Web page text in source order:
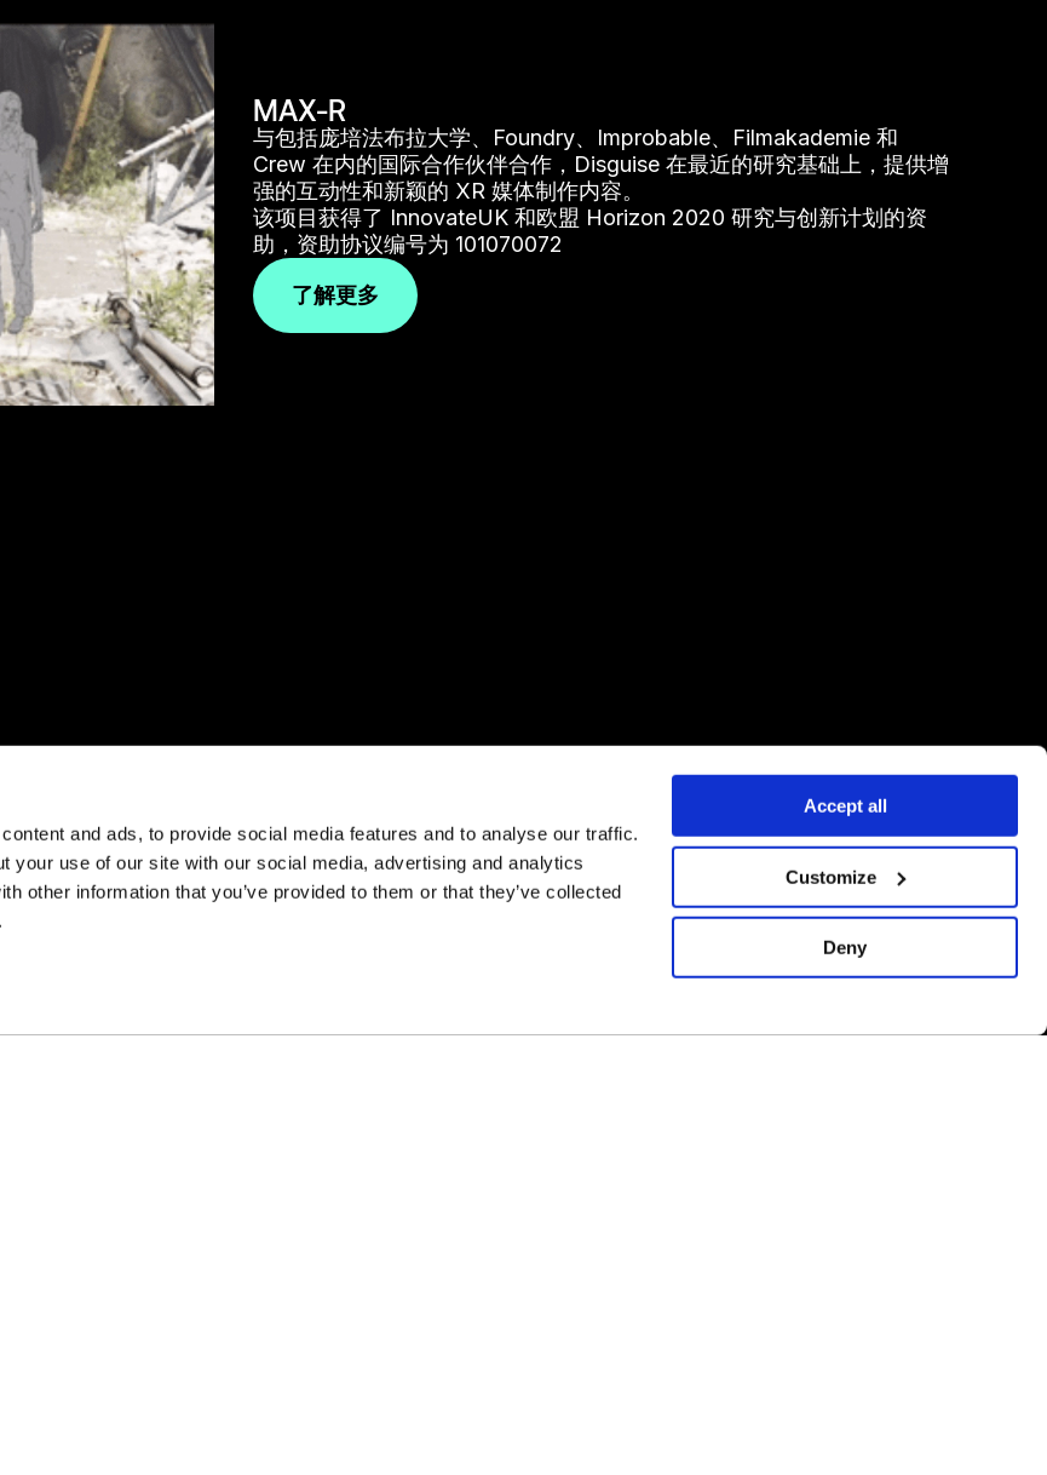
and ads, to provide social media features and to analyse our traffic.
your use of our site with our social media, advertising and analytics
other information that you’ve provided to them or that they’ve collected
Accept all
Customize
Deny
MAX-R
与包括庞培法布拉大学、Foundry、Improbable、Filmakademie 和
Crew 在内的国际合作伙伴合作，Disguise 在最近的研究基础上，提供增
强的互动性和新颖的 XR 媒体制作内容。
该项目获得了 InnovateUK 和欧盟 Horizon 2020 研究与创新计划的资
助，资助协议编号为 101070072
了解更多